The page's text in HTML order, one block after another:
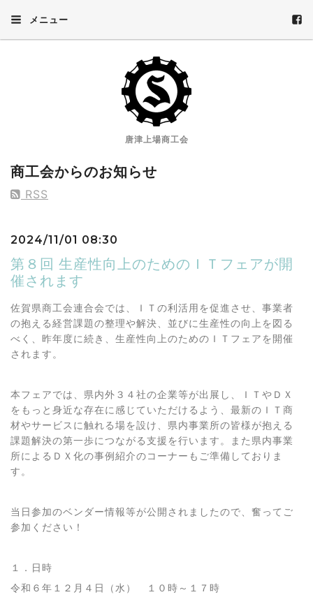
メニュー
唐津上場商工会
商工会からのお知らせ
RSS
2024/11/01 08:30
第８回 生産性向上のためのＩＴフェアが開
催されます
佐賀県商工会連合会では、ＩＴの利活用を促進させ、事業者
の抱える経営課題の整理や解決、並びに生産性の向上を図る
べく、昨年度に続き、生産性向上のためのＩＴフェアを開催
されます。
本フェアでは、県内外３４社の企業等が出展し、ＩＴやＤＸ
をもっと身近な存在に感じていただけるよう、最新のＩＴ商
材やサービスに触れる場を設け、県内事業所の皆様が抱える
課題解決の第一歩につながる支援を行います。また県内事業
所によるＤＸ化の事例紹介のコーナーもご準備しておりま
す。
当日参加のベンダー情報等が公開されましたので、奮ってご
参加ください！
１．日時
令和６年１２月４日（水） １０時～１７時